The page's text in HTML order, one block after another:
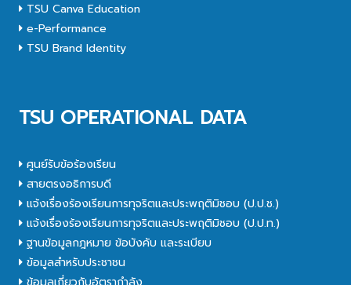
TSU Canva Education
e-Performance
TSU Brand Identity
TSU OPERATIONAL DATA
ศูนย์รับข้อร้องเรียน
สายตรงอธิการบดี
แจ้งเรื่องร้องเรียนการทุจริตและประพฤติมิชอบ (ป.ป.ช.)
แจ้งเรื่องร้องเรียนการทุจริตและประพฤติมิชอบ (ป.ป.ท.)
ฐานข้อมูลกฎหมาย ข้อบังคับ และระเบียบ
ข้อมูลสำหรับประชาชน